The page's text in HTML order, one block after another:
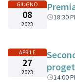
GIUGNO
08
2023
18:30
APRILE
27
2023
14:00